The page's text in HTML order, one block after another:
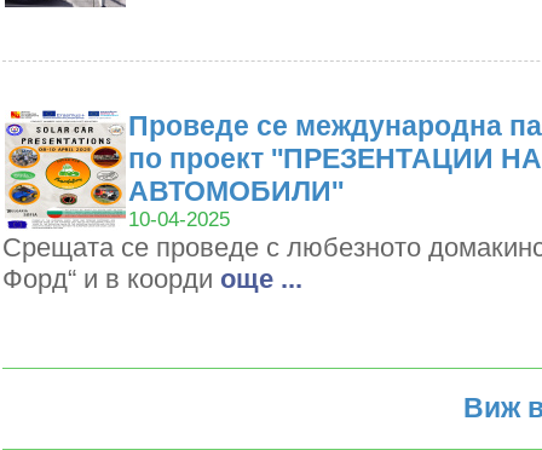
Проведе се международна
по проект ''ПРЕЗЕНТАЦИИ
АВТОМОБИЛИ''
10-04-2025
Срещата се проведе с любезното
Форд“ и в коорди oще ...
Виж